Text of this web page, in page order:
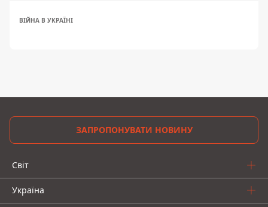
ВІЙНА В УКРАЇНІ
ЗАПРОПОНУВАТИ НОВИНУ
Світ
Україна